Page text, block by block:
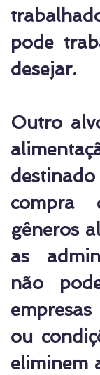
pode
desejar.
Outro
compra
gêneros
as
não
ou
eliminem